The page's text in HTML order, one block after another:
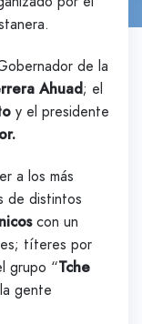
de la
Ahuad; el
y el presidente
a los más
de distintos
con un
títeres por
grupo “Tche
gente